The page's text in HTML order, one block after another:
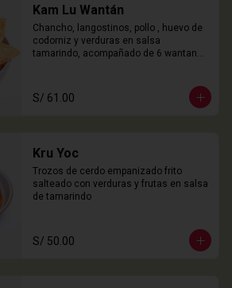
Kam Lu Wantán
Chancho, langostinos, pollo , huevo de
codorniz y verduras en salsa
tamarindo, acompañado de 6 wantanes
S/ 61.00
Kru Yoc
Trozos de cerdo empanizado frito
salteado con verduras y frutas en salsa
de tamarindo
S/ 50.00